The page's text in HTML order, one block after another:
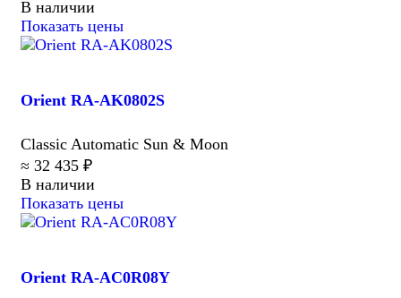
В наличии
Показать цены
Orient RA-AK0802S
Classic Automatic Sun & Moon
≈ 32 435 ₽
В наличии
Показать цены
Orient RA-AC0R08Y